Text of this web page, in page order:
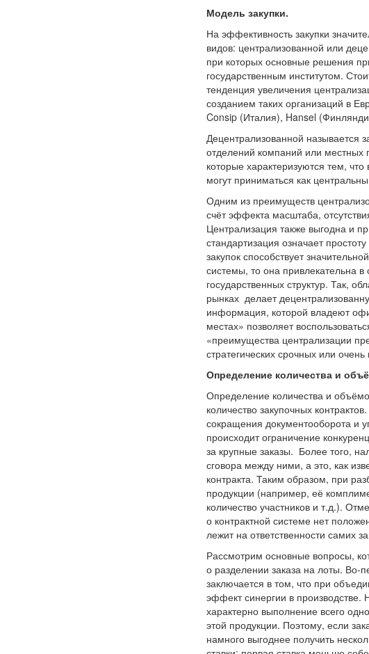
Модель закупки.
На эффективность закупки
видов: централизованной или
при которых основные решения
государственным институтом.
тенденция увеличения
созданием таких организаций в
Consip (Италия), Hansel
Децентрализованной называется
отделений компаний или местных
которые характеризуются тем,
могут приниматься как
Одним из преимуществ
счёт эффекта масштаба,
Централизация также выгодна и
стандартизация означает
закупок способствует
системы, то она привлекательна
государственных структур. Так,
рынках делает
информация, которой владеют
местах» позволяет
«преимущества централизации
стратегических срочных или
Определение количества и
Определение количества и
количество закупочных
сокращения документооборота и
происходит ограничение
за крупные заказы. Более того,
сговора между ними, а это, как
контракта. Таким образом, при
продукции (например, её
количество участников и т.д.).
о контрактной системе нет
лежит на ответственности самих
Рассмотрим основные вопросы,
о разделении заказа на лоты. Во-
заключается в том, что при
эффект синергии в производстве.
характерно выполнение всего
этой продукции. Поэтому, если
намного выгоднее получить